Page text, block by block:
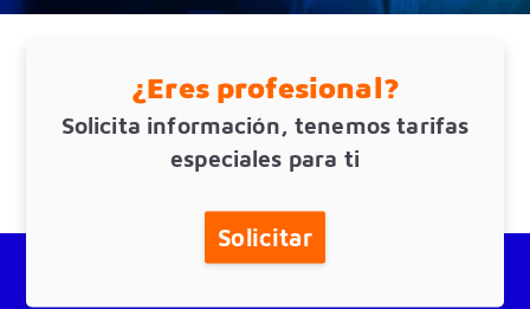
¿Eres profesional?
Solicita información, tenemos tarifas
especiales para ti
Solicitar